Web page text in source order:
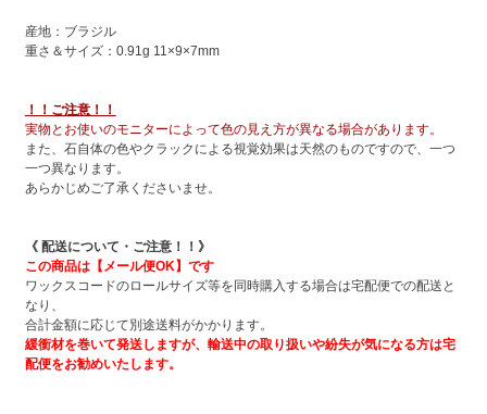
産地：ブラジル
重さ＆サイズ：0.91g 11×9×7mm
！！ご注意！！
実物とお使いのモニターによって色の見え方が異なる場合があります。
また、石自体の色やクラックによる視覚効果は天然のものですので、一つ
一つ異なります。
あらかじめご了承くださいませ。
《 配送について・ご注意！！》
この商品は【メール便OK】です
ワックスコードのロールサイズ等を同時購入する場合は宅配便での配送と
なり、
合計金額に応じて別途送料がかかります。
緩衝材を巻いて発送しますが、輸送中の取り扱いや紛失が気になる方は宅
配便をお勧めいたします。